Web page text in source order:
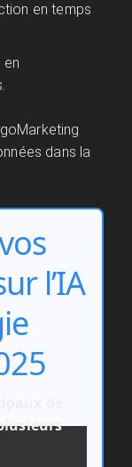
en temps
en
dans la
l’IA